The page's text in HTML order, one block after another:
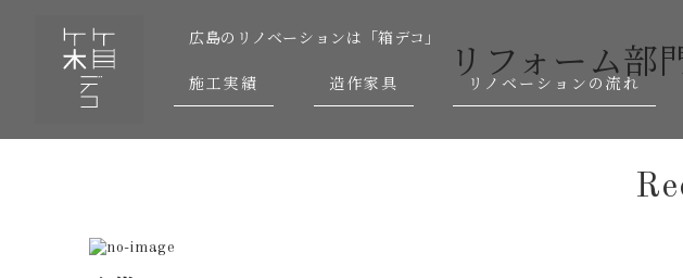
広島のリノベーションは「箱デコ」
施工実績 造作家具 リノベーションの流れ
リフォーム